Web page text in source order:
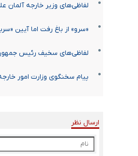
لفاظی‌های وزیر خارجه آلمان
«سرو» از باغ رفت اما آیین
لفاظی‌های سخیف رئیس جمهور
پیام سخنگوی وزارت امور
ارسال نظر